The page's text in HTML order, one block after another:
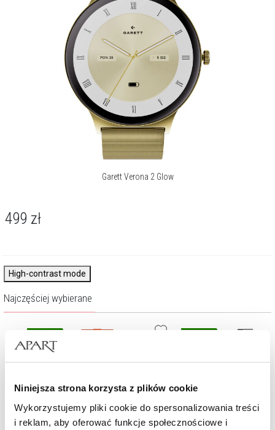
Niniejsza strona korzysta z plików cookie
Wykorzystujemy pliki cookie do spersonalizowania treści
i reklam, aby oferować funkcje społecznościowe i
Garett Verona 2 Glow
499 zł
High-contrast mode
Najczęściej wybierane